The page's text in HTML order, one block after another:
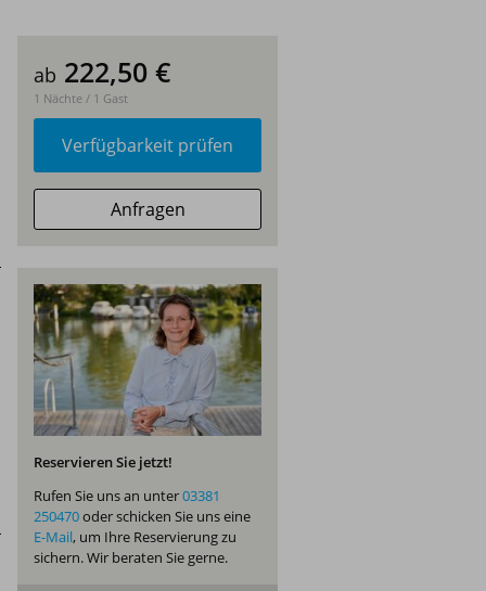
ab 222,50 €
1 Nächte / 1 Gast
Verfügbarkeit prüfen
Anfragen
Reservieren Sie jetzt!
Rufen Sie uns an unter03381
250470oder schicken Sie uns eine
E-Mail, um Ihre Reservierung zu
sichern. Wir beraten Sie gerne.